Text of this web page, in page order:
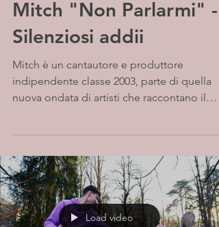
Mitch "Non Parlarmi" -
Silenziosi addii
Mitch è un cantautore e produttore
indipendente classe 2003, parte di quella
nuova ondata di artisti che raccontano il
Load video